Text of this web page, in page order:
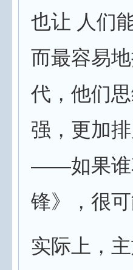
也让 人们
而最容易
代，他们
强，更加
——如果谁
锋》，很
实际上，